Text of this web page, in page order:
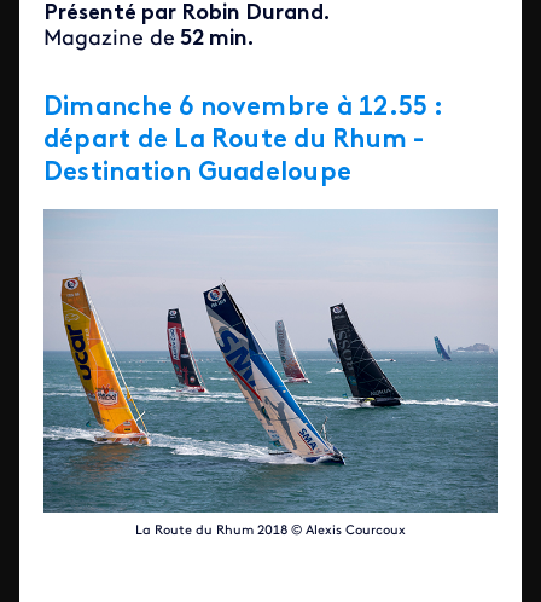
Présenté par Robin Durand.
Magazine de 52 min.
Dimanche 6 novembre à 12.55 :
départ de La Route du Rhum -
Destination Guadeloupe
La Route du Rhum 2018 © Alexis Courcoux